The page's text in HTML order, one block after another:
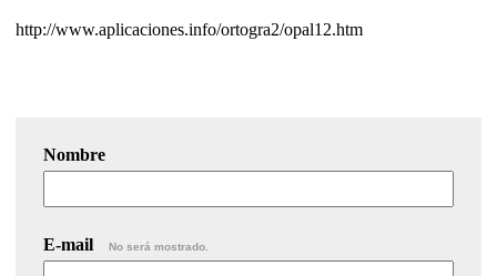
http://www.aplicaciones.info/ortogra2/opal12.htm
Nombre
E-mail No será mostrado.